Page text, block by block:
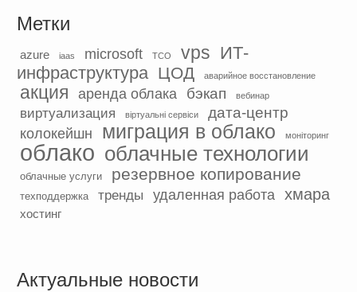
Метки
azure iaas microsoft TCO vps ИТ-
инфраструктура ЦОД аварийное восстановление
акция аренда облака бэкап вебинар
виртуализация віртуальні сервіси дата-центр
колокейшн миграция в облако моніторинг
облако облачные технологии
облачные услуги резервное копирование
техподдержка тренды удаленная работа хмара
хостинг
Актуальные новости